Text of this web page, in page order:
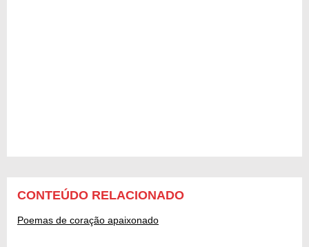
CONTEÚDO RELACIONADO
Poemas de coração apaixonado